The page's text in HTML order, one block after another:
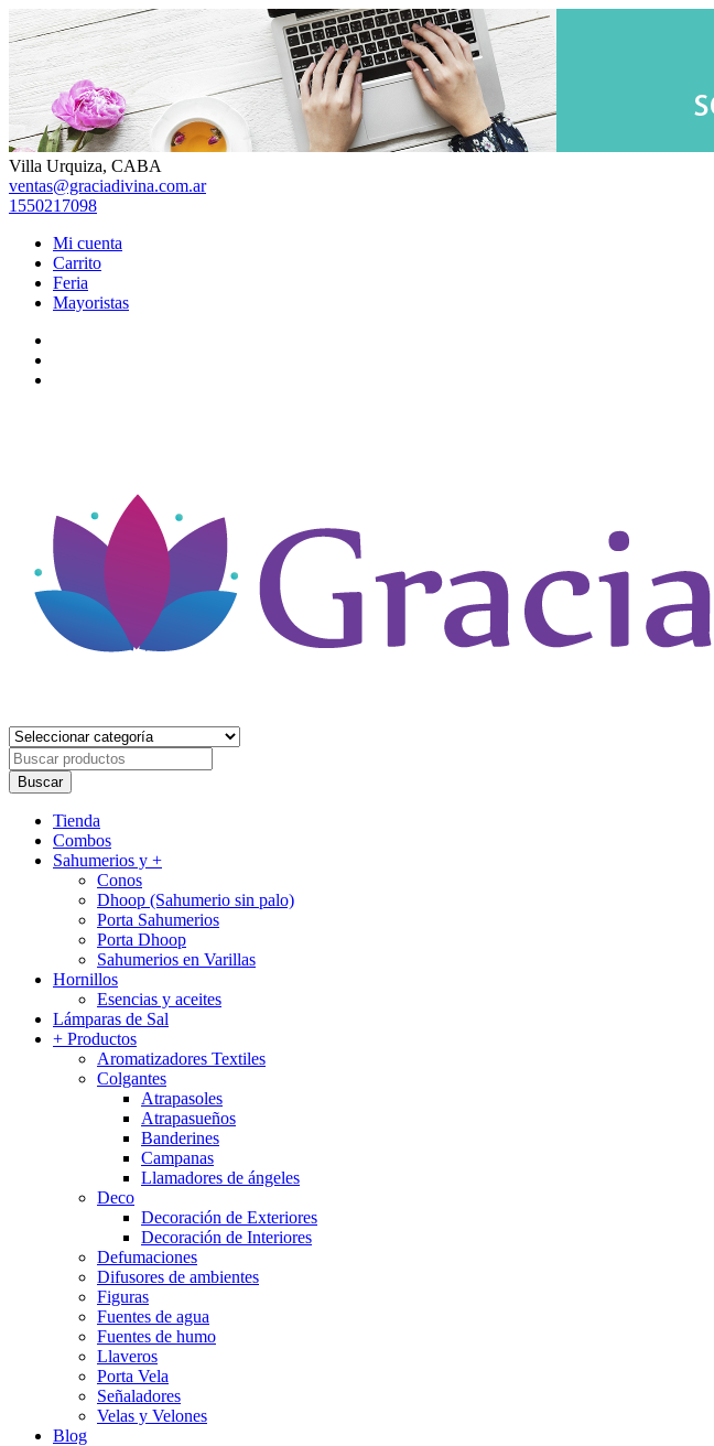
Skip
to
content
Villa Urquiza, CABA
ventas@graciadivina.com.ar
1550217098
Mi cuenta
Carrito
Feria
Mayoristas
Gracia Divina
Tienda Holística
Buscar
porBuscar
Primary
Menu
Tienda
Combos
Sahumerios y +
Conos
Dhoop (Sahumerio sin palo)
Porta Sahumerios
Porta Dhoop
Sahumerios en Varillas
Hornillos
Esencias y aceites
Lámparas de Sal
+ Productos
Aromatizadores Textiles
Colgantes
Atrapasoles
Atrapasueños
Banderines
Campanas
Llamadores de ángeles
Deco
Decoración de Exteriores
Decoración de Interiores
Defumaciones
Difusores de ambientes
Figuras
Fuentes de agua
Fuentes de humo
Llaveros
Porta Vela
Señaladores
Velas y Velones
Blog